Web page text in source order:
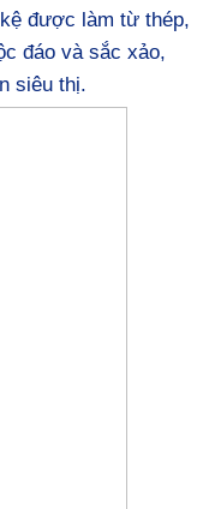
được làm từ thép,
đáo và sắc xảo,
siêu thị.